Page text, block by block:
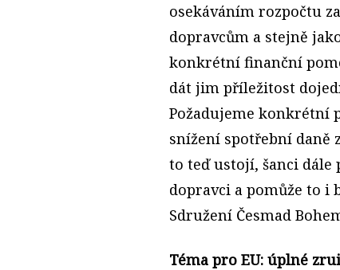
osekáváním rozpočtu
dopravcům a stejně
konkrétní finanční
dát jim příležitost
Požadujeme konkrétní
snížení spotřební daně
to teď ustojí, šanci
dopravci a pomůže to i
Sdružení Česmad
Téma pro EU: úplné